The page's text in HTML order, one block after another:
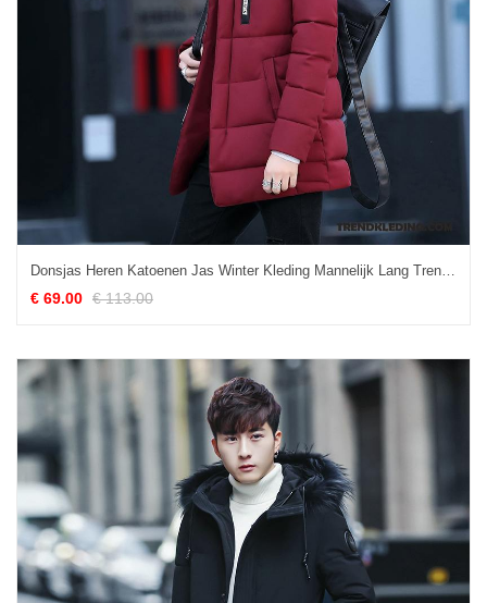
Donsjas Heren Katoenen Jas Winter Kleding Mannelijk Lang Trend Mooi Rood
€ 69.00 € 113.00